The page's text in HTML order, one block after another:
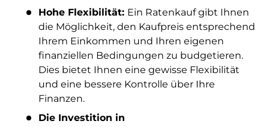
Hohe Flexibilität: Ein Ratenkauf gibt Ihnen
die Möglichkeit, den Kaufpreis entsprechend
Ihrem Einkommen und Ihren eigenen
finanziellen Bedingungen zu budgetieren.
Dies bietet Ihnen eine gewisse Flexibilität
und eine bessere Kontrolle über Ihre
Finanzen.
Die Investition in